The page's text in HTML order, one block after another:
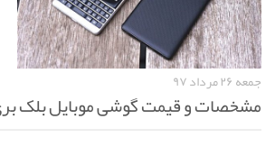
جمعه ۲۶ مرداد ۹۷
مشخصات و قیمت گوشی موبایل بلک بری Key2